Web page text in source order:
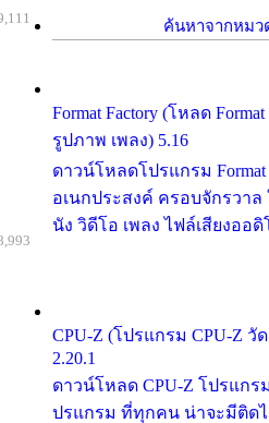
ค้นหาจากหมว
Format Factory (โหลด
รูปภาพ เพลง) 5.16
ดาวน์โหลดโปรแกรม
อเนกประสงค์ ครอบจักรวา
นัง วิดีโอ เพลง ไฟล์เสียงออดิ
CPU-Z (โปรแกรม CPU-Z วั
2.20.1
ดาวน์โหลด CPU-Z โปรแกร
ปรแกรม ที่ทุกคน น่าจะมีติดไ